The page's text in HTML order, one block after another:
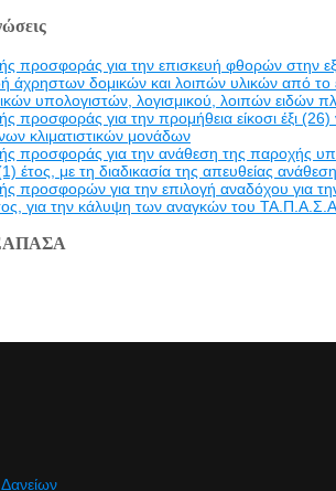
προσφοράς για την επισκευή φθορών στην
άχρηστων δομικών και λοιπών υλικών από
υπολογιστών, λογισμικού, λοιπών
για την προμήθεια είκοσι έξι
κλιματιστικών μονάδων
προσφοράς για την ανάθεση της παροχής
έτος, με τη διαδικασία της απευθείας
προσφορών για την επιλογή αναδόχου για
για την κάλυψη των αναγκών του